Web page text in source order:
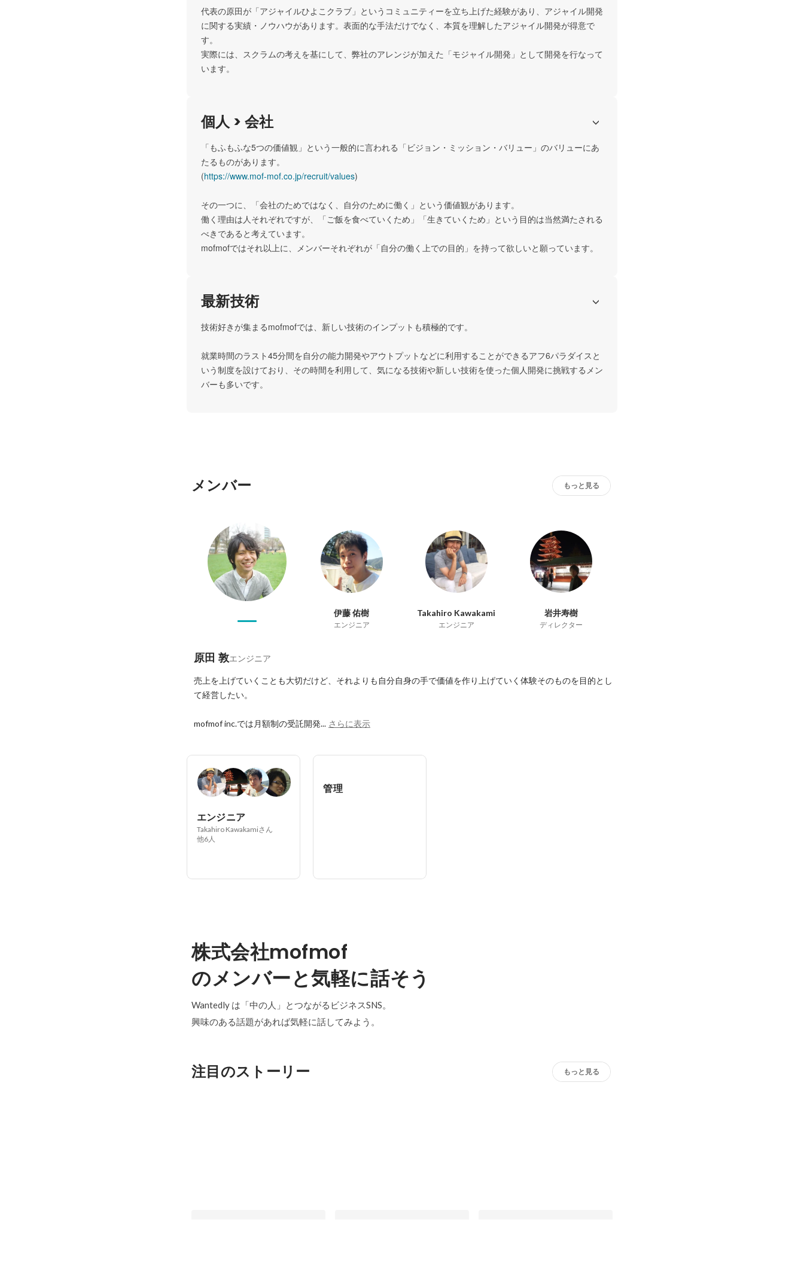
代表の原田が「アジャイルひよこクラブ」というコミュニティーを立ち上げた経験があり、アジャイル開発
に関する実績・ノウハウがあります。表面的な手法だけでなく、本質を理解したアジャイル開発が得意で
す。
実際には、スクラムの考えを基にして、弊社のアレンジが加えた「モジャイル開発」として開発を行なって
います。
個人 > 会社
「もふもふな5つの価値観」という一般的に言われる「ビジョン・ミッション・バリュー」のバリューにあ
たるものがあります。
(https://www.mof-mof.co.jp/recruit/values)
その一つに、「会社のためではなく、自分のために働く」という価値観があります。
働く理由は人それぞれですが、「ご飯を食べていくため」「生きていくため」という目的は当然満たされる
べきであると考えています。
mofmofではそれ以上に、メンバーそれぞれが「自分の働く上での目的」を持って欲しいと願っています。
最新技術
技術好きが集まるmofmofでは、新しい技術のインプットも積極的です。
就業時間のラスト45分間を自分の能力開発やアウトプットなどに利用することができるアフ6パラダイスと
いう制度を設けており、その時間を利用して、気になる技術や新しい技術を使った個人開発に挑戦するメン
バーも多いです。
メンバー もっと見る
伊藤 佑樹
エンジニア
Takahiro Kawakami
エンジニア
岩井寿樹
ディレクター
原田 敦エンジニア
売上を上げていくことも大切だけど、それよりも自分自身の手で価値を作り上げていく体験そのものを目的とし
て経営したい。
mofmof inc.では月額制の受託開発... さらに表示
エンジニア
Takahiro Kawakamiさん
他6人
管理
株式会社mofmof
のメンバーと気軽に話そう
Wantedly は「中の人」とつながるビジネスSNS。
興味のある話題があれば気軽に話してみよう。
注目のストーリー もっと見る